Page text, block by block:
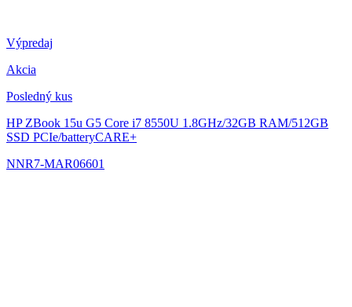
Výpredaj
Akcia
Posledný kus
HP ZBook 15u G5 Core i7 8550U 1.8GHz/32GB RAM/512GB
SSD PCIe/batteryCARE+
NNR7-MAR06601